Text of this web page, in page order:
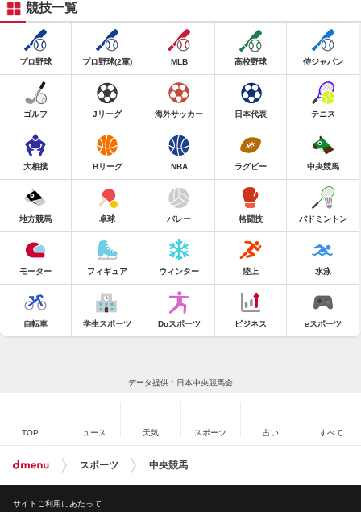
競技一覧
プロ野球 プロ野球(2軍) MLB 高校野球 侍ジャパン
ゴルフ Jリーグ 海外サッカー 日本代表 テニス
大相撲 Bリーグ NBA ラグビー 中央競馬
地方競馬 卓球 バレー 格闘技 バドミントン
モーター フィギュア ウィンター 陸上 水泳
自転車 学生スポーツ Doスポーツ ビジネス eスポーツ
データ提供：日本中央競馬会
TOP ニュース 天気 スポーツ 占い すべて
スポーツ 中央競馬
サイトご利用にあたって